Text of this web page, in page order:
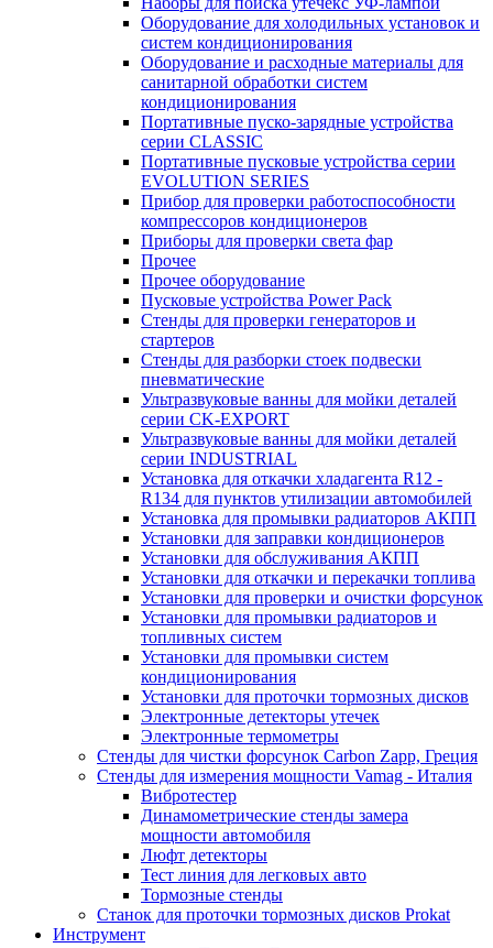
Оборудование для холодильных установок и
систем кондиционирования
Оборудование и расходные материалы для
санитарной обработки систем
кондиционирования
Портативные пуско-зарядные устройства
серии CLASSIC
Портативные пусковые устройства серии
EVOLUTION SERIES
Прибор для проверки работоспособности
компрессоров кондиционеров
Приборы для проверки света фар
Прочее
Прочее оборудование
Пусковые устройства Power Pack
Стенды для проверки генераторов и
стартеров
Стенды для разборки стоек подвески
пневматические
Ультразвуковые ванны для мойки деталей
серии CK-EXPORT
Ультразвуковые ванны для мойки деталей
серии INDUSTRIAL
Установка для откачки хладагента R12 -
R134 для пунктов утилизации автомобилей
Установка для промывки радиаторов АКПП
Установки для заправки кондиционеров
Установки для обслуживания АКПП
Установки для откачки и перекачки топлива
Установки для проверки и очистки форсунок
Установки для промывки радиаторов и
топливных систем
Установки для промывки систем
кондиционирования
Установки для проточки тормозных дисков
Электронные детекторы утечек
Электронные термометры
Стенды для чистки форсунок Carbon Zapp, Греция
Стенды для измерения мощности Vamag - Италия
Вибротестер
Динамометрические стенды замера
мощности автомобиля
Люфт детекторы
Тест линия для легковых авто
Тормозные стенды
Станок для проточки тормозных дисков Prokat
Инструмент